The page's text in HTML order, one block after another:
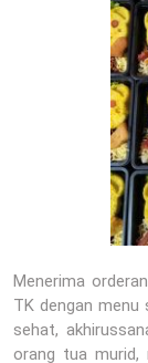
Menerima
TK dengan menu
sehat,
orang tua murid,